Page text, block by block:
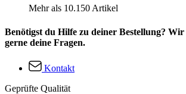
Mehr als 10.150 Artikel
Benötigst du Hilfe zu deiner Bestellung?
gerne deine Fragen.
Kontakt
Geprüfte Qualität